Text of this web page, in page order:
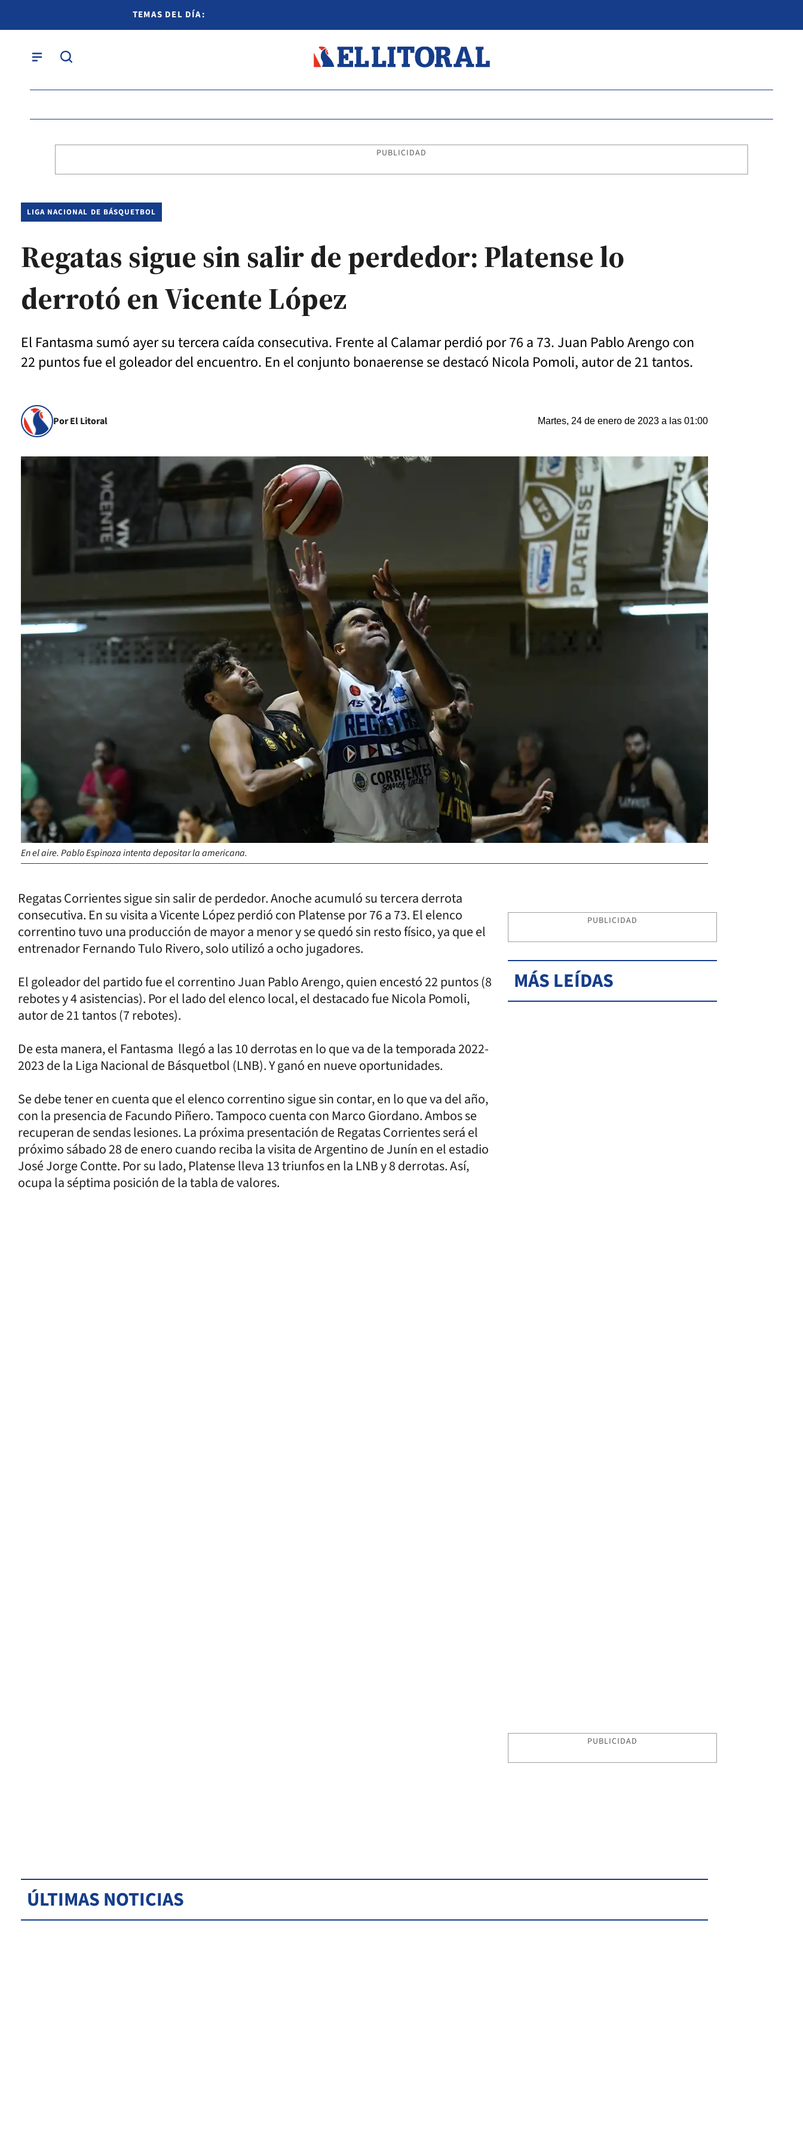
TEMAS DEL DÍA:
PUBLICIDAD
LIGA NACIONAL DE BÁSQUETBOL
Regatas sigue sin salir de perdedor: Platense lo
derrotó en Vicente López
El Fantasma sumó ayer su tercera caída consecutiva. Frente al Calamar perdió por 76 a 73. Juan Pablo Arengo con
22 puntos fue el goleador del encuentro. En el conjunto bonaerense se destacó Nicola Pomoli, autor de 21 tantos.
Por El Litoral Martes, 24 de enero de 2023 a las 01:00
En el aire. Pablo Espinoza intenta depositar la americana.
Regatas Corrientes sigue sin salir de perdedor. Anoche acumuló su tercera derrota
consecutiva. En su visita a Vicente López perdió con Platense por 76 a 73. El elenco
correntino tuvo una producción de mayor a menor y se quedó sin resto físico, ya que el
entrenador Fernando Tulo Rivero, solo utilizó a ocho jugadores.
El goleador del partido fue el correntino Juan Pablo Arengo, quien encestó 22 puntos (8
rebotes y 4 asistencias). Por el lado del elenco local, el destacado fue Nicola Pomoli,
autor de 21 tantos (7 rebotes).
De esta manera, el Fantasma llegó a las 10 derrotas en lo que va de la temporada 2022-
2023 de la Liga Nacional de Básquetbol (LNB). Y ganó en nueve oportunidades.
Se debe tener en cuenta que el elenco correntino sigue sin contar, en lo que va del año,
con la presencia de Facundo Piñero. Tampoco cuenta con Marco Giordano. Ambos se
recuperan de sendas lesiones. La próxima presentación de Regatas Corrientes será el
próximo sábado 28 de enero cuando reciba la visita de Argentino de Junín en el estadio
José Jorge Contte. Por su lado, Platense lleva 13 triunfos en la LNB y 8 derrotas. Así,
ocupa la séptima posición de la tabla de valores.
PUBLICIDAD
MÁS LEÍDAS
PUBLICIDAD
ÚLTIMAS NOTICIAS